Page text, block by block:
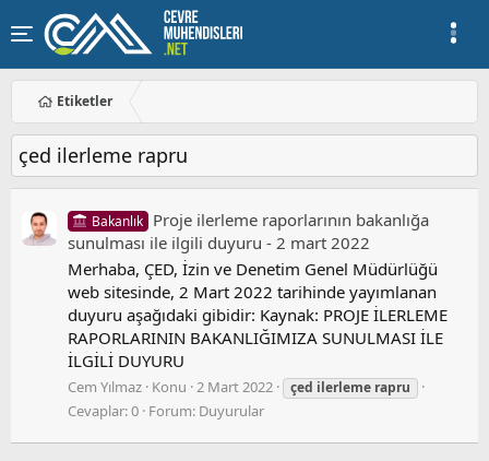
Etiketler
çed ilerleme rapru
Bakanlık Proje i̇lerleme raporlarının bakanlığa
sunulması i̇le i̇lgili duyuru - 2 mart 2022
Merhaba, ÇED, İzin ve Denetim Genel Müdürlüğü
web sitesinde, 2 Mart 2022 tarihinde yayımlanan
duyuru aşağıdaki gibidir: Kaynak: PROJE İLERLEME
RAPORLARININ BAKANLIĞIMIZA SUNULMASI İLE
İLGİLİ DUYURU
Cem Yılmaz Konu 2 Mart 2022 çed ilerleme rapru
Cevaplar: 0 Forum: Duyurular